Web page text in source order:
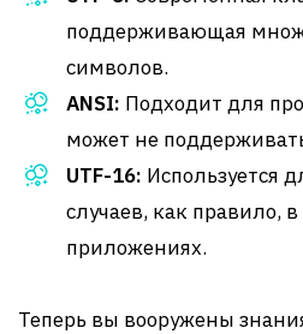
поддерживающая
символов.
ANSI: Подходит для
может не
UTF-16: Используется
случаев, как правило,
приложениях.
Теперь вы вооружены